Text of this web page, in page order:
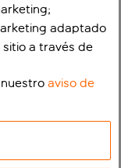
adaptado
a través de
nuestroaviso de